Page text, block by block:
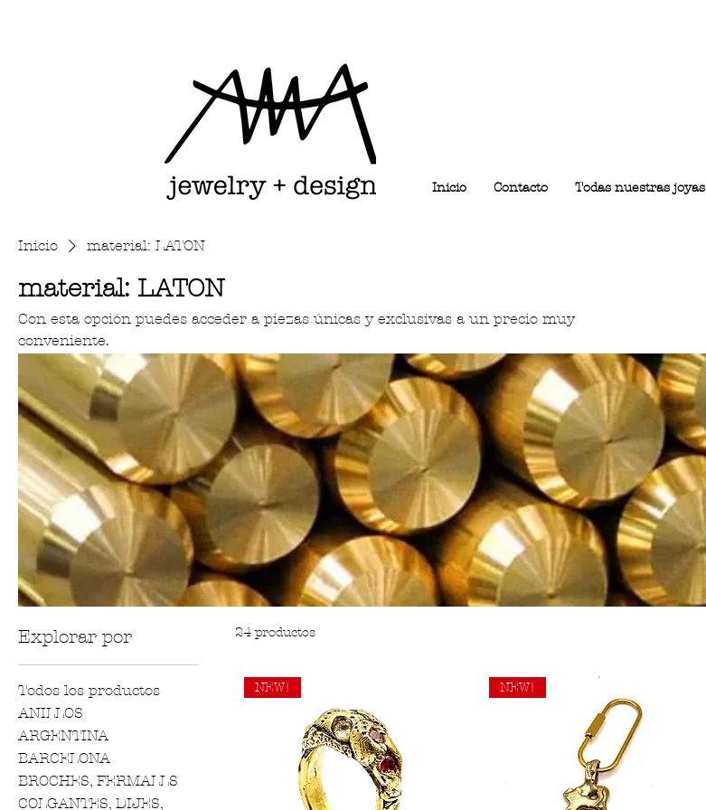
Inicio Contacto Todas nuestras joyas
Inicio material: LATON
material: LATON
Con esta opción puedes acceder a piezas únicas y exclusivas a un precio muy
conveniente.
Explorar por
Todos los productos
ANILLOS
ARGENTINA
BARCELONA
BROCHES, FERMALLS
COLGANTES, DIJES,
24 productos
NEW! NEW!